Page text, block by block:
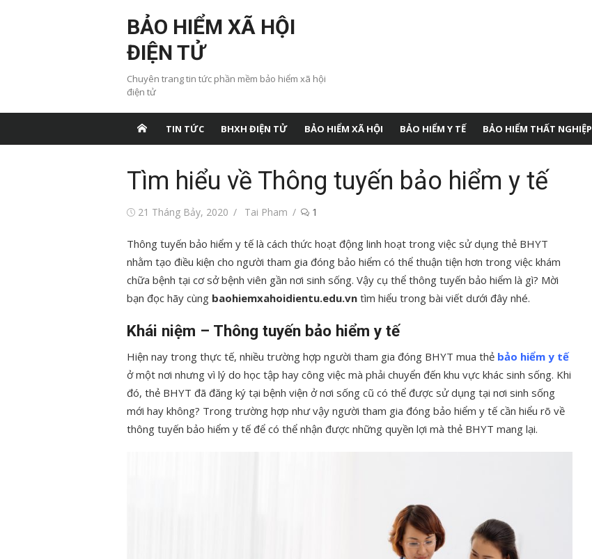
BẢO HIỂM XÃ HỘI
ĐIỆN TỬ
Chuyên trang tin tức phần mềm bảo hiểm xã hội
điện tử
TIN TỨC BHXH ĐIỆN TỬ BẢO HIỂM XÃ HỘI BẢO HIỂM Y TẾ BẢO HIỂM THẤT NGHIỆP
Tìm hiểu về Thông tuyến bảo hiểm y tế
Đăng21 Tháng Bảy, 2020
Tác
Tai Pham 1
Thông tuyến bảo hiểm y tế là cách thức hoạt động linh hoạt trong việc sử dụng thẻ BHYT
nhằm tạo điều kiện cho người tham gia đóng bảo hiểm có thể thuận tiện hơn trong việc khám
chữa bệnh tại cơ sở bệnh viên gần nơi sinh sống. Vậy cụ thể thông tuyến bảo hiểm là gì? Mời
bạn đọc hãy cùng baohiemxahoidientu.edu.vn tìm hiểu trong bài viết dưới đây nhé.
Khái niệm – Thông tuyến bảo hiểm y tế
Hiện nay trong thực tế, nhiều trường hợp người tham gia đóng BHYT mua thẻ bảo hiểm y tế
ở một nơi nhưng vì lý do học tập hay công việc mà phải chuyển đến khu vực khác sinh sống. Khi
đó, thẻ BHYT đã đăng ký tại bệnh viện ở nơi sống cũ có thể được sử dụng tại nơi sinh sống
mới hay không? Trong trường hợp như vậy người tham gia đóng bảo hiểm y tế cần hiểu rõ về
thông tuyến bảo hiểm y tế để có thể nhận được những quyền lợi mà thẻ BHYT mang lại.